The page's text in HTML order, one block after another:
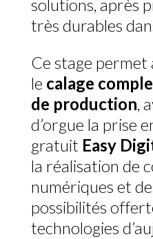
solutions, après
très durables
Ce stage permet
le calage
de production,
d’orgue la prise
gratuit Easy
la réalisation de
numériques et
possibilités
technologies